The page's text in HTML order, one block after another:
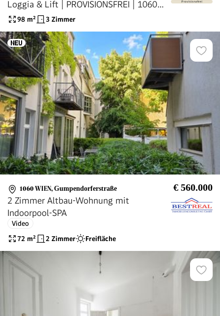
Loggia & Lift | PROVISIONSFREI | 1060
Mariahilf (Provisionsfrei)
98 m² 3 Zimmer
1060 WIEN, Gumpendorferstraße € 560.000
2 Zimmer Altbau-Wohnung mit
Indoorpool-SPA
Video
72 m² 2 Zimmer Freifläche